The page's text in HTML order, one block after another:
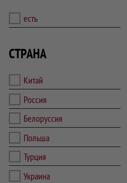
есть
СТРАНА
Китай
Россия
Белоруссия
Польша
Турция
Украина